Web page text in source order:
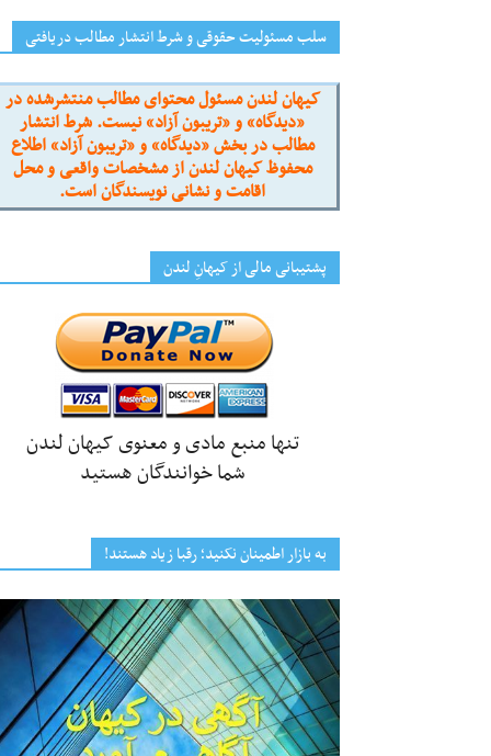
سلب مسئولیت حقوقی و شرط انتشار مطالب دریافتی
کیهان لندن مسئول محتوای مطالب منتشرشده در
«دیدگاه» و «تریبون آزاد» نیست. شرط انتشار
مطالب در بخش «دیدگاه» و «تریبون آزاد» اطلاع
محفوظ کیهان لندن از مشخصات واقعی و محل
اقامت و نشانی نویسندگان است.
پشتیبانی مالی از کیهانِ لندن
تنها منبع مادی و معنوی کیهان لندن
شما خوانندگان هستید
به بازار اطمینان نکنید؛ رقبا زیاد هستند!